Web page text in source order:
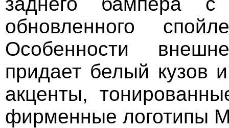
обновленного
Особенности
придает белый кузов
акценты,
фирменные логотипы